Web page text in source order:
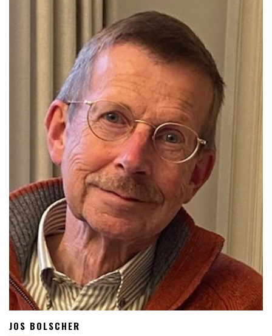
JOS BOLSCHER